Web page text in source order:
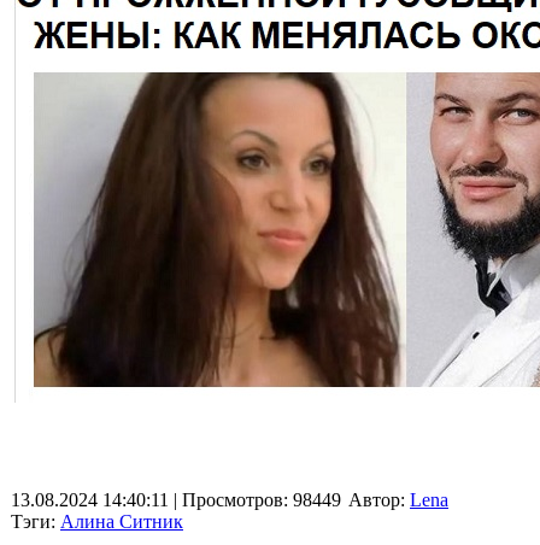
13.08.2024 14:40:11 | Просмотров: 98449
Тэги: Алина Ситник
Автор: Lena